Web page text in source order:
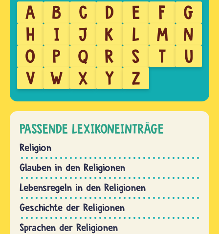
A B C D E F
G
H
I J K L M
N
O
P Q R S T
U
V
W X Y Z
PASSENDE LEXIKONEINTRÄGE
Religion
Glauben in den Religionen
Lebensregeln in den Religionen
Geschichte der Religionen
Sprachen der Religionen